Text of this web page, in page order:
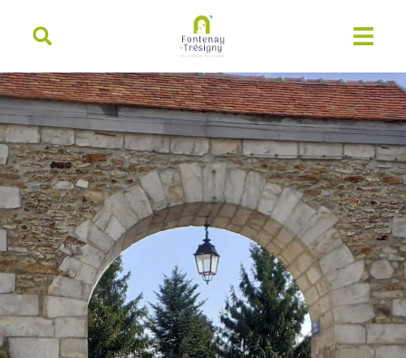
principal